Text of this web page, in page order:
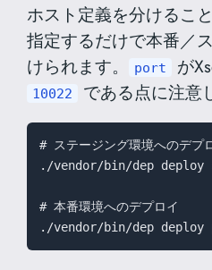
ホスト定義を分けるこ
指定するだけで本番／
けられます。
port が
10022 である点に注意
# ステージング環境へのデプ
./vendor/bin/dep deploy
# 本番環境へのデプロイ
./vendor/bin/dep deploy